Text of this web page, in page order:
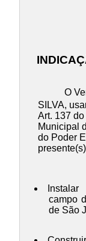
O
SILVA,
Art. 137
Municipal
do Poder
campo
de São